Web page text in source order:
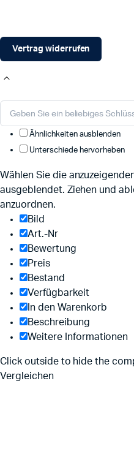
Vertrag widerrufen
Ähnlichkeiten ausblenden
Unterschiede hervorheben
Wählen Sie die
ausgeblendet. Ziehen und
anzuordnen.
Bild
Art.-Nr
Bewertung
Preis
Bestand
Verfügbarkeit
In den Warenkorb
Beschreibung
Weitere Informationen
Click outside to hide the
Vergleichen